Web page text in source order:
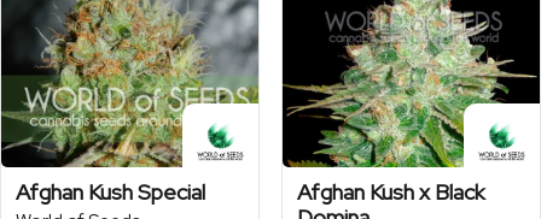
do
165,20 zł
240,80
Afghan Kush Special
Afghan Kush x Black